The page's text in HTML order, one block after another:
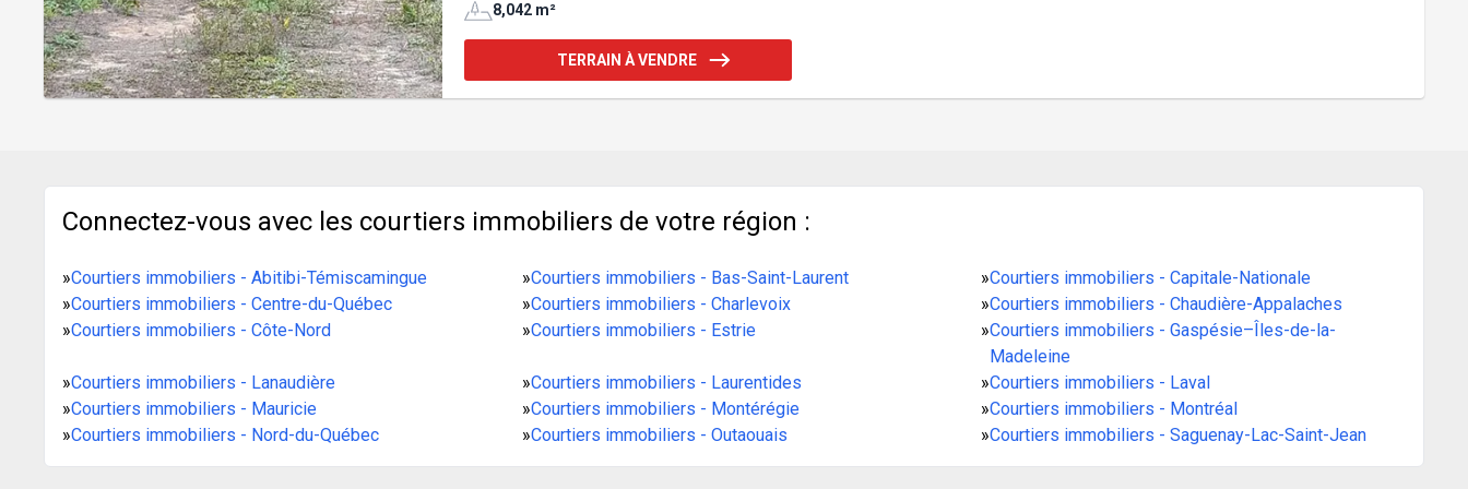
8,042 m²
TERRAIN À VENDRE
Connectez-vous avec les courtiers immobiliers de votre région :
»Courtiers immobiliers - Abitibi-Témiscamingue »Courtiers immobiliers - Bas-Saint-Laurent »Courtiers immobiliers - Capitale-Nationale
»Courtiers immobiliers - Centre-du-Québec »Courtiers immobiliers - Charlevoix »Courtiers immobiliers - Chaudière-Appalaches
»Courtiers immobiliers - Côte-Nord »Courtiers immobiliers - Estrie »Courtiers immobiliers - Gaspésie–Îles-de-la-
Madeleine
»Courtiers immobiliers - Lanaudière »Courtiers immobiliers - Laurentides »Courtiers immobiliers - Laval
»Courtiers immobiliers - Mauricie »Courtiers immobiliers - Montérégie »Courtiers immobiliers - Montréal
»Courtiers immobiliers - Nord-du-Québec »Courtiers immobiliers - Outaouais »Courtiers immobiliers - Saguenay-Lac-Saint-Jean